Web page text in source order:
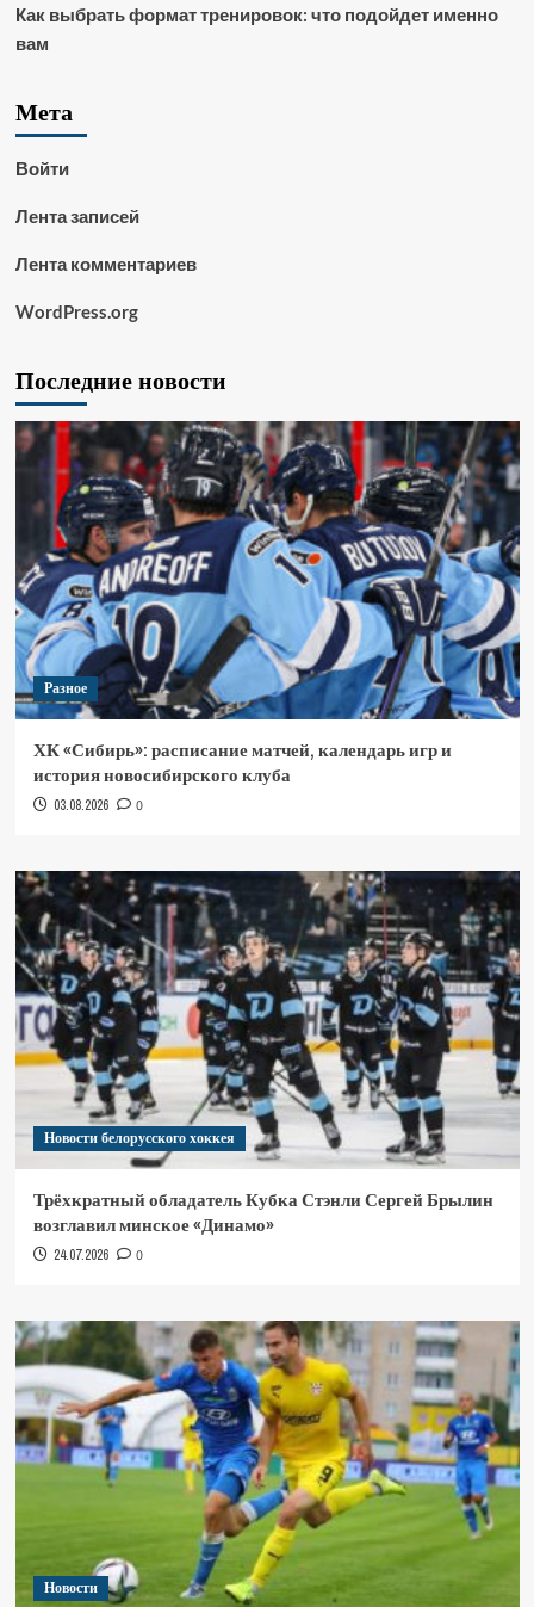
Как выбрать формат тренировок: что подойдет именно
вам
Мета
Войти
Лента записей
Лента комментариев
WordPress.org
Последние новости
Разное
ХК «Сибирь»: расписание матчей, календарь игр и
история новосибирского клуба
03.08.2026 0
Новости белорусского хоккея
Трёхкратный обладатель Кубка Стэнли Сергей Брылин
возглавил минское «Динамо»
24.07.2026 0
Новости